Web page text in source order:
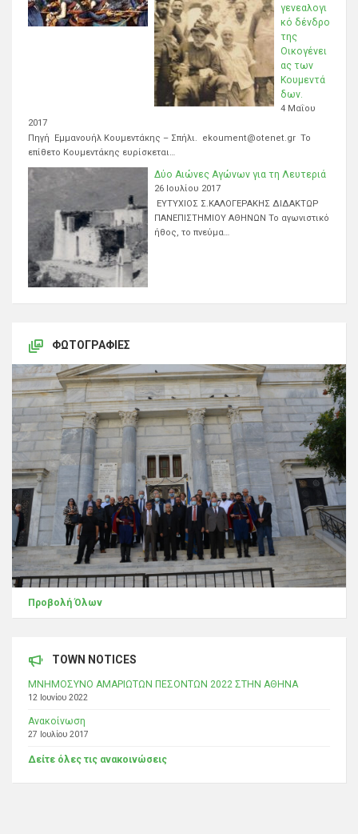
γενεαλογι
κό δένδρο
της
Οικογένει
ας των
Κουμεντά
δων.
4 Μαΐου
2017
Πηγή Εμμανουήλ Κουμεντάκης – Σπήλι. ekoument@otenet.gr Το
επίθετο Κουμεντάκης ευρίσκεται…
Δύο Αιώνες Αγώνων για τη Λευτεριά
26 Ιουλίου 2017
ΕΥΤΥΧΙΟΣ Σ.ΚΑΛΟΓΕΡΑΚΗΣ ΔΙΔΑΚΤΩΡ
ΠΑΝΕΠΙΣΤΗΜΙΟΥ ΑΘΗΝΩΝ Το αγωνιστικό
ήθος, το πνεύμα…
ΦΩΤΟΓΡΑΦΊΕΣ
Προβολή Όλων
TOWN NOTICES
ΜΝΗΜΟΣΥΝΟ ΑΜΑΡΙΩΤΩΝ ΠΕΣΟΝΤΩΝ 2022 ΣΤΗΝ ΑΘΗΝΑ
12 Ιουνίου 2022
Ανακοίνωση
27 Ιουλίου 2017
Δείτε όλες τις ανακοινώσεις